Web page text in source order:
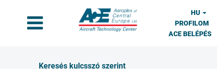
HU
PROFILOM
ACE BELÉPÉS
Keresés kulcsszó szerint